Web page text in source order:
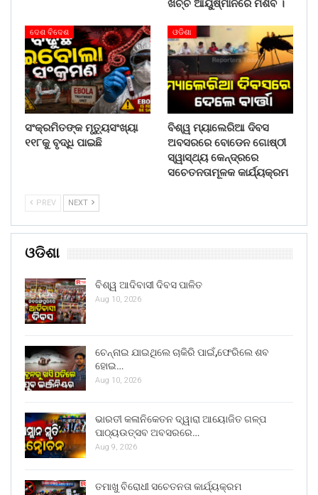
ଖର୍ଚ୍ଚ ଆୟୁଷ୍ମାନରେ ମିଶିବ ।
ଦେଶ ବିଦେଶ
ସଂକ୍ରମିତଙ୍କ ମୃତ୍ୟୁସଂଖ୍ୟା
୧୧୮କୁ ବୃଦ୍ଧି ପାଇଛି
ଓଡିଶା
ବିଶ୍ୱ ମ୍ୟାଲେରିଆ ଦିବସ
ଅବସରରେ ବୋଡେନ ଗୋଷ୍ଠୀ
ସ୍ୱାସ୍ଥ୍ୟ କେନ୍ଦ୍ରରେ
ସଚେତନତାମୂଳକ କାର୍ଯ୍ୟକ୍ରମ
PREV NEXT
ଓଡିଶା
ବିଶ୍ୱ ଆଦିବାସୀ ଦିବସ ପାଳିତ
Aug 10, 2026
ଚେନ୍ନାଇ ଯାଇଥିଲେ ଚାକିରି ପାଇଁ,ଫେରିଲେ ଶବ
ହୋଇ…
Aug 10, 2026
ଭାରତୀ କଳାନିକେତନ ଦ୍ୱାରା ଆୟୋଜିତ ଗଳ୍ପ
ପାଠ୍ୟଉତ୍ସବ ଅବସରରେ…
Aug 9, 2026
ତମାଖୁ ବିରୋଧୀ ସଚେତନତା କାର୍ଯ୍ୟକ୍ରମ